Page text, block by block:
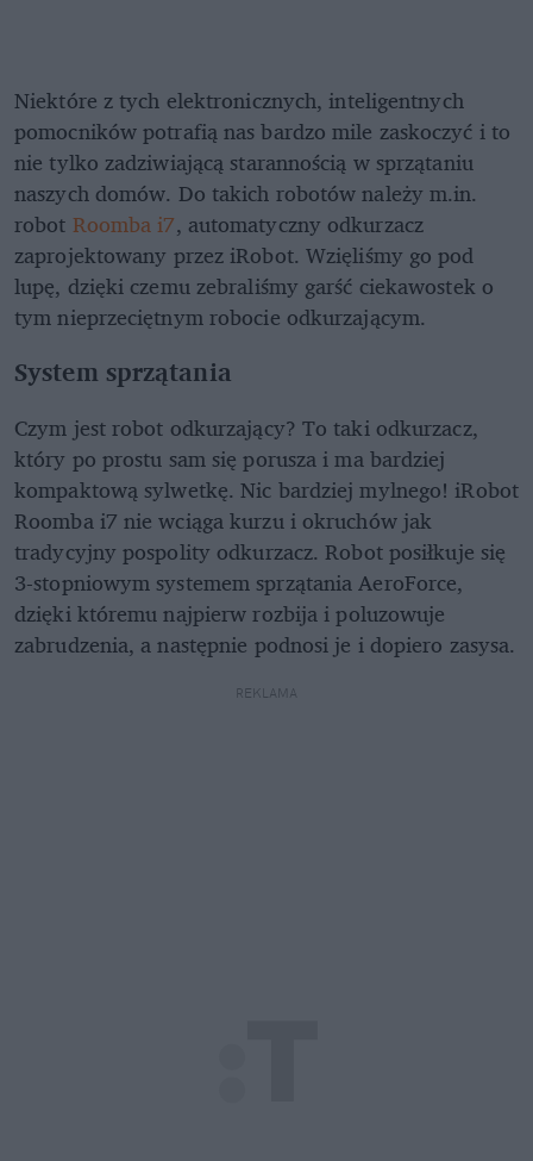
Niektóre z tych elektronicznych, inteligentnych
pomocników potrafią nas bardzo mile zaskoczyć i to
nie tylko zadziwiającą starannością w sprzątaniu
naszych domów. Do takich robotów należy m.in.
robot Roomba i7, automatyczny odkurzacz
zaprojektowany przez iRobot. Wzięliśmy go pod
lupę, dzięki czemu zebraliśmy garść ciekawostek o
tym nieprzeciętnym robocie odkurzającym.
System sprzątania
Czym jest robot odkurzający? To taki odkurzacz,
który po prostu sam się porusza i ma bardziej
kompaktową sylwetkę. Nic bardziej mylnego! iRobot
Roomba i7 nie wciąga kurzu i okruchów jak
tradycyjny pospolity odkurzacz. Robot posiłkuje się
3-stopniowym systemem sprzątania AeroForce,
dzięki któremu najpierw rozbija i poluzowuje
zabrudzenia, a następnie podnosi je i dopiero zasysa.
REKLAMA